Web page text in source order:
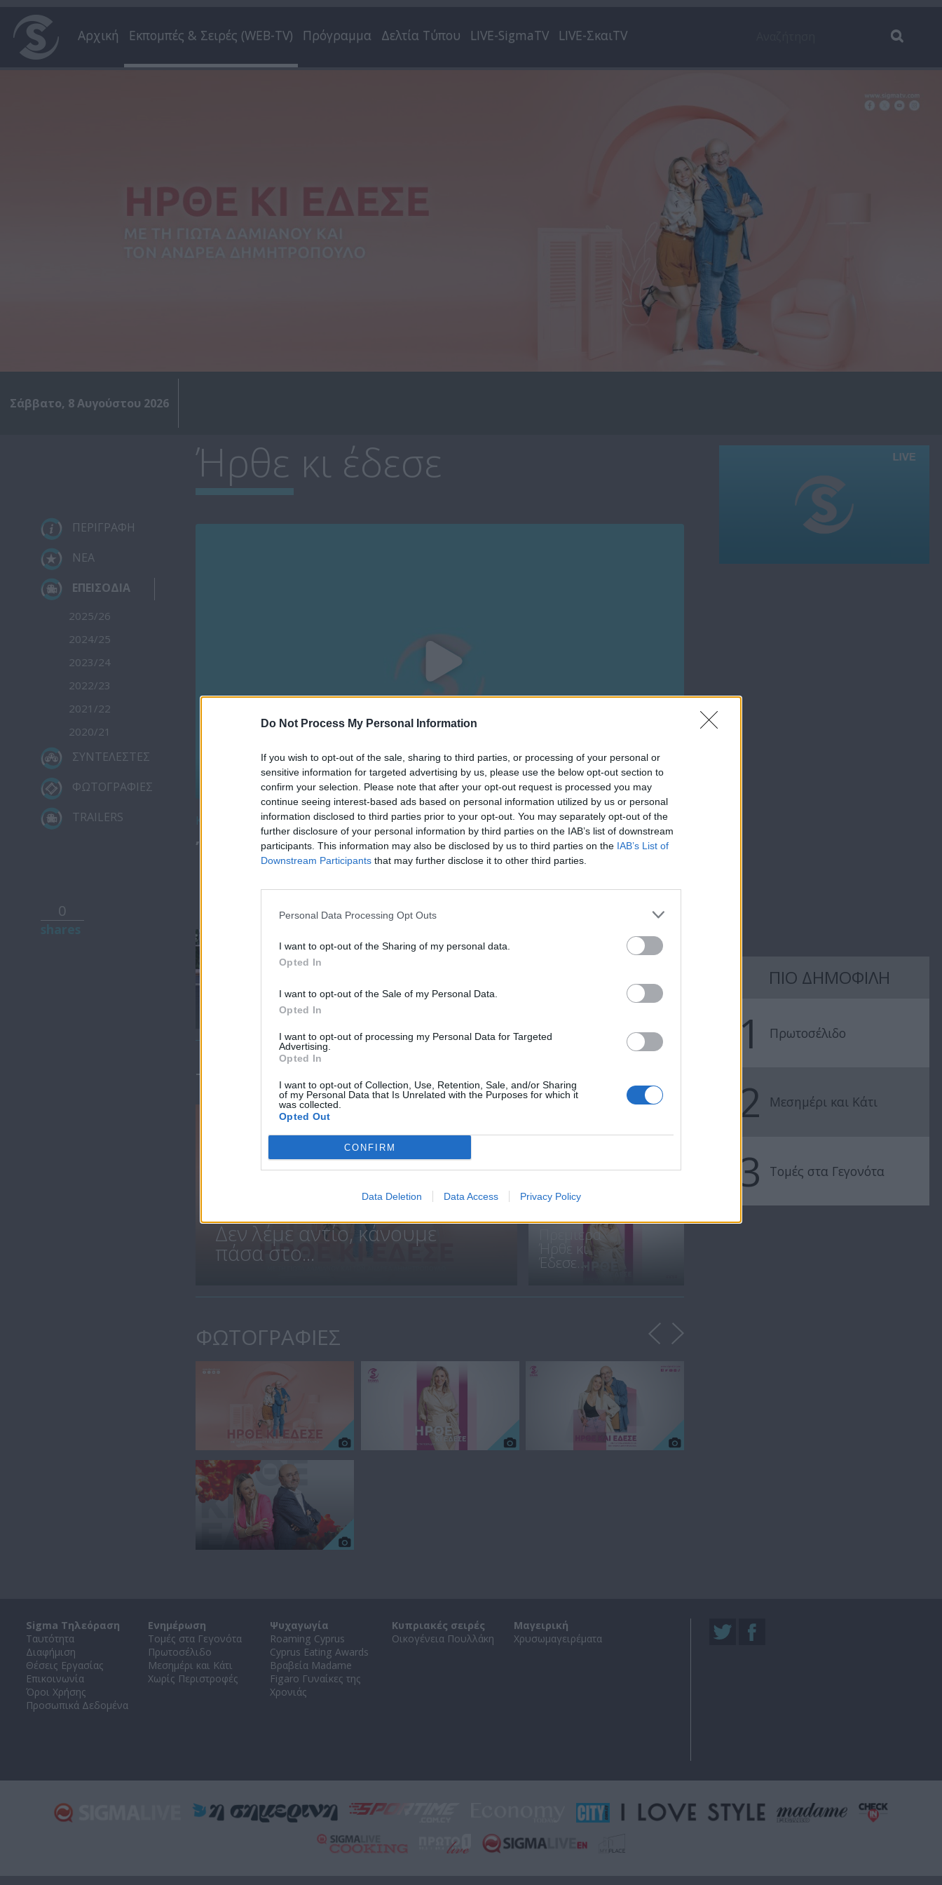
Do Not Process My Personal Information
If you wish to opt-out of the sale, sharing to third parties, or processing of your personal or
sensitive information for targeted advertising by us, please use the below opt-out section to
confirm your selection. Please note that after your opt-out request is processed you may
continue seeing interest-based ads based on personal information utilized by us or personal
information disclosed to third parties prior to your opt-out. You may separately opt-out of the
further disclosure of your personal information by third parties on the IAB’s list of downstream
participants. This information may also be disclosed by us to third parties on the IAB’s List of
Downstream Participants that may further disclose it to other third parties.
Personal Data Processing Opt Outs
I want to opt-out of the Sharing of my personal data.
Opted In
I want to opt-out of the Sale of my Personal Data.
Opted In
I want to opt-out of processing my Personal Data for Targeted
Advertising.
Opted In
I want to opt-out of Collection, Use, Retention, Sale, and/or Sharing
of my Personal Data that Is Unrelated with the Purposes for which it
was collected.
Opted Out
CONFIRM
Data Deletion Data Access Privacy Policy
Αρχική Εκπομπές & Σειρές (WEB-TV) Πρόγραμμα Δελτία Τύπου LIVE-SigmaTV LIVE-ΣκαιTV
Σάββατο, 8 Αυγούστου 2026
Ήρθε κι έδεσε
ΠΕΡΙΓΡΑΦΗ
ΝΕΑ
ΕΠΕΙΣΟΔΙΑ
2025/26
2024/25
2023/24
2022/23
2021/22
2020/21
ΣΥΝΤΕΛΕΣΤΕΣ
ΦΩΤΟΓΡΑΦΙΕΣ
TRAILERS
0
Κατέβασε το
Ήρθε κι έδεσε 04.11.20
Ήρθε κι έδεσε
Ήρθε κι έδεσε
ΤΕΛΕΥΤΑΙΑ ΝΕΑ
Δεν λέμε αντίο, κάνουμε
πάσα στο...
ΞΑΝΑΕΔΕΣΑΝ...
Πρεμιέρα
Ήρθε κι
Έδεσε...
ΦΩΤΟΓΡΑΦΙΕΣ
ΠΙΟ ΔΗΜΟΦΙΛΗ
1 Πρωτοσέλιδο
2 Μεσημέρι και Κάτι
3 Τομές στα Γεγονότα
Sigma Τηλεόραση
Ταυτότητα
Διαφήμιση
Θέσεις Εργασίας
Επικοινωνία
Όροι Χρήσης
Προσωπικά Δεδομένα
Ενημέρωση
Τομές στα Γεγονότα
Πρωτοσέλιδο
Μεσημέρι και Κάτι
Χωρίς Περιστροφές
Ψυχαγωγία
Roaming Cyprus
Cyprus Eating Awards
Βραβεία Madame
Figaro Γυναίκες της
Χρονιάς
Κυπριακές σειρές
Οικογένεια Πουλλάκη
Μαγειρική
Χρυσωμαγειρέματα